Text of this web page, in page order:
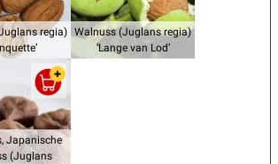
regia) Walnuss (Juglans regia)
‘Lange van Lod’
Japanische
(Juglans